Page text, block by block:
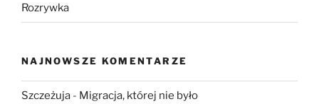
Rozrywka
NAJNOWSZE KOMENTARZE
Szczeżuja - Migracja, której nie było